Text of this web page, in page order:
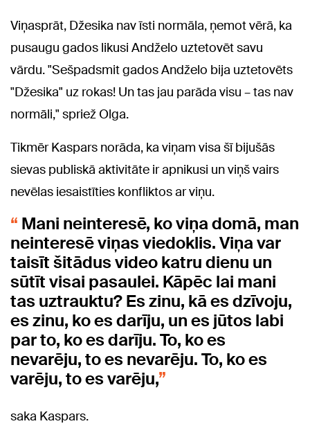
Viņasprāt, Džesika nav īsti normāla, ņemot vērā, ka
pusaugu gados likusi Andželo uztetovēt savu
vārdu. "Sešpadsmit gados Andželo bija uztetovēts
"Džesika" uz rokas! Un tas jau parāda visu – tas nav
normāli," spriež Olga.
Tikmēr Kaspars norāda, ka viņam visa šī bijušās
sievas publiskā aktivitāte ir apnikusi un viņš vairs
nevēlas iesaistīties konfliktos ar viņu.
Mani neinteresē, ko viņa domā, man
neinteresē viņas viedoklis. Viņa var
taisīt šitādus video katru dienu un
sūtīt visai pasaulei. Kāpēc lai mani
tas uztrauktu? Es zinu, kā es dzīvoju,
es zinu, ko es darīju, un es jūtos labi
par to, ko es darīju. To, ko es
nevarēju, to es nevarēju. To, ko es
varēju, to es varēju,
saka Kaspars.